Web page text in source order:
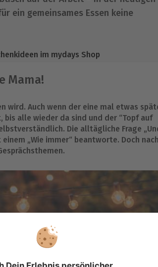
ein gemeinsames Essen keine
im mydays Shop
Mama!
wird. Auch wenn der eine mal etwas
alle wieder da sind und der “Topf auf
Die alltägliche Frage
„Wie immer“ beantworte. Doch nach